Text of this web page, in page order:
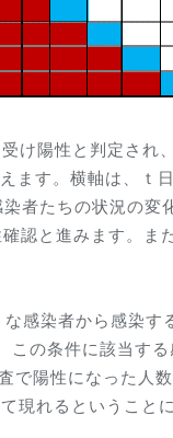
け陽性と判定され
ます。横軸は、ｔ
者たちの状況の変
認と進みます。ま
感染者から感染す
この条件に該当す
で陽性になった人
現れるということに